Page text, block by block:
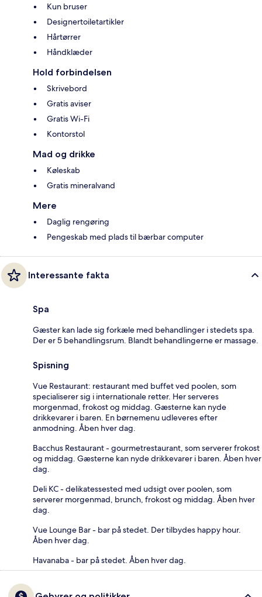
Kun bruser
Designertoiletartikler
Hårtørrer
Håndklæder
Hold forbindelsen
Skrivebord
Gratis aviser
Gratis Wi-Fi
Kontorstol
Mad og drikke
Køleskab
Gratis mineralvand
Mere
Daglig rengøring
Pengeskab med plads til bærbar computer
Interessante fakta
Spa
Gæster kan lade sig forkæle med behandlinger i stedets spa.
Der er 5 behandlingsrum. Blandt behandlingerne er massage.
Spisning
Vue Restaurant: restaurant med buffet ved poolen, som
specialiserer sig i internationale retter. Her serveres
morgenmad, frokost og middag. Gæsterne kan nyde
drikkevarer i baren. En børnemenu udleveres efter
anmodning. Åben hver dag.
Bacchus Restaurant - gourmetrestaurant, som serverer frokost
og middag. Gæsterne kan nyde drikkevarer i baren. Åben hver
dag.
Deli KC - delikatessested med udsigt over poolen, som
serverer morgenmad, brunch, frokost og middag. Åben hver
dag.
Vue Lounge Bar - bar på stedet. Der tilbydes happy hour.
Åben hver dag.
Havanaba - bar på stedet. Åben hver dag.